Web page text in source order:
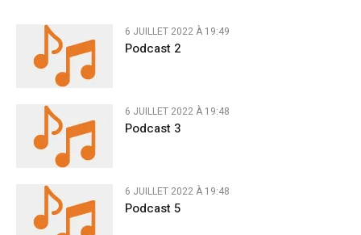
6 JUILLET 2022 À 19:49
Podcast 2
6 JUILLET 2022 À 19:48
Podcast 3
6 JUILLET 2022 À 19:48
Podcast 5